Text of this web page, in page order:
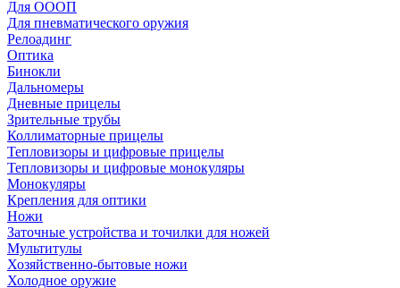
Для ОООП
Для пневматического оружия
Релоадинг
Оптика
Бинокли
Дальномеры
Дневные прицелы
Зрительные трубы
Коллиматорные прицелы
Тепловизоры и цифровые прицелы
Тепловизоры и цифровые монокуляры
Монокуляры
Крепления для оптики
Ножи
Заточные устройства и точилки для ножей
Мультитулы
Хозяйственно-бытовые ножи
Холодное оружие